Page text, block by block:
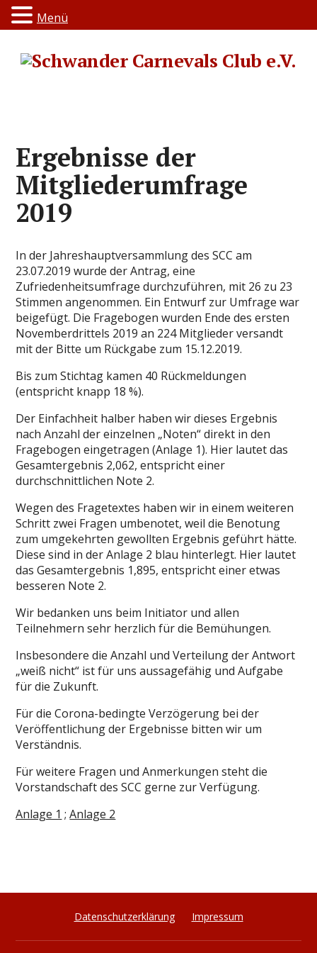
Ergebnisse der
Mitgliederumfrage
2019
In der Jahreshauptversammlung des SCC am
23.07.2019 wurde der Antrag, eine
Zufriedenheitsumfrage durchzuführen, mit 26 zu 23
Stimmen angenommen. Ein Entwurf zur Umfrage war
beigefügt. Die Fragebogen wurden Ende des ersten
Novemberdrittels 2019 an 224 Mitglieder versandt
mit der Bitte um Rückgabe zum 15.12.2019.
Bis zum Stichtag kamen 40 Rückmeldungen
(entspricht knapp 18 %).
Der Einfachheit halber haben wir dieses Ergebnis
nach Anzahl der einzelnen „Noten“ direkt in den
Fragebogen eingetragen (Anlage 1). Hier lautet das
Gesamtergebnis 2,062, entspricht einer
durchschnittlichen Note 2.
Wegen des Fragetextes haben wir in einem weiteren
Schritt zwei Fragen umbenotet, weil die Benotung
zum umgekehrten gewollten Ergebnis geführt hätte.
Diese sind in der Anlage 2 blau hinterlegt. Hier lautet
das Gesamtergebnis 1,895, entspricht einer etwas
besseren Note 2.
Wir bedanken uns beim Initiator und allen
Teilnehmern sehr herzlich für die Bemühungen.
Insbesondere die Anzahl und Verteilung der Antwort
„weiß nicht“ ist für uns aussagefähig und Aufgabe
für die Zukunft.
Für die Corona-bedingte Verzögerung bei der
Veröffentlichung der Ergebnisse bitten wir um
Verständnis.
Für weitere Fragen und Anmerkungen steht die
Vorstandschaft des SCC gerne zur Verfügung.
Anlage 1 ;Anlage 2
Datenschutzerklärung Impressum
Menü